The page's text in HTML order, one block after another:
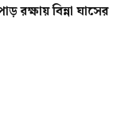
রক্ষায় বিন্না ঘাসের